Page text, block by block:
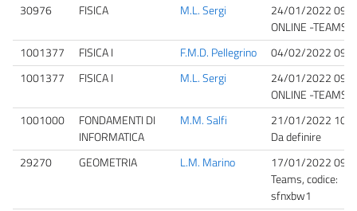
30976 FISICA M.L. Sergi
24/01/2022
ONLINE -TEAMS
1001377
FISICA I F.M.D. Pellegrino
04/02/2022
1001377
FISICA I M.L. Sergi
24/01/2022
ONLINE -TEAMS
1001000
FONDAMENTI DI
INFORMATICA
M.M. Salfi
21/01/2022
Da definire
29270
GEOMETRIA L.M. Marino
17/01/2022
Teams, codice:
sfnxbw1